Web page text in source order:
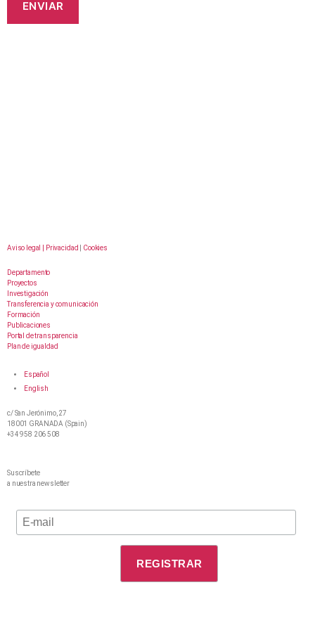
Aviso legal | Privacidad Cookies
Departamento
Proyectos
Investigación
Transferencia y comunicación
Formación
Publicaciones
Portal de transparencia
Plan de igualdad
Español
English
c/ San Jerónimo, 27
18001 GRANADA (Spain)
+34 958 206 508
Suscríbete
a nuestra newsletter